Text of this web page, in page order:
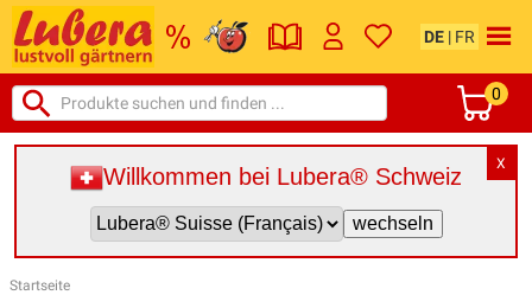
DE | FR
0
X
Willkommen bei Lubera® Schweiz
Startseite